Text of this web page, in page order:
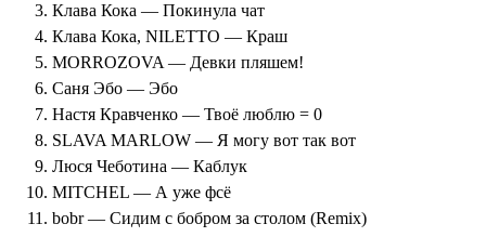
Клава Кока — Покинула чат
Клава Кока, NILETTO — Краш
MORROZOVA — Девки пляшем!
Саня Эбо — Эбо
Настя Кравченко — Твоё люблю = 0
SLAVA MARLOW — Я могу вот так вот
Люся Чеботина — Каблук
MITCHEL — А уже фсё
bobr — Сидим с бобром за столом (Remix)